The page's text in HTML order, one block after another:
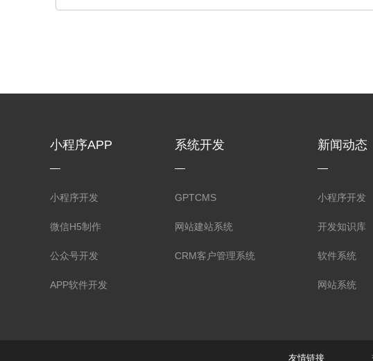
小程序APP
小程序开发
微信H5制作
公众号开发
APP软件开发
系统开发
GPTCMS
网站建站系统
CRM客户管理系统
新闻动态
小程序开发
开发知识库
软件系统
网站系统
友情链接